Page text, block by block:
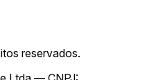
reservados.